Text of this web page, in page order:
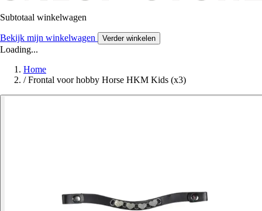
Subtotaal winkelwagen
Bekijk mijn winkelwagen Verder winkelen
Loading...
Home
/ Frontal voor hobby Horse HKM Kids (x3)